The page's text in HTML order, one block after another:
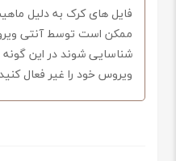
فایل های کرک به دلیل
ممکن است توسط آنتی
شناسایی شوند در این
ویروس خود را غیر فعال